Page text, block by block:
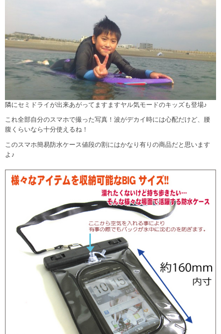
隣にセミドライが出来あがってますますヤル気モードのキッズも登場♪
これ全部自分のスマホで撮った写真！波がデカイ時には心配だけど、腰
腹くらいなら十分使えるね！
このスマホ簡易防水ケース値段の割にはかなり有りの商品だと思います
よ♪